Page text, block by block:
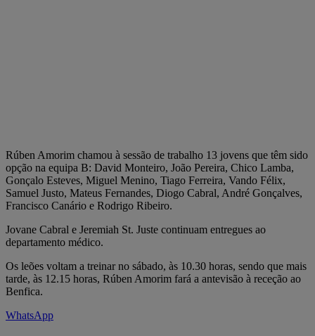
Rúben Amorim chamou à sessão de trabalho 13 jovens que têm sido
opção na equipa B: David Monteiro, João Pereira, Chico Lamba,
Gonçalo Esteves, Miguel Menino, Tiago Ferreira, Vando Félix,
Samuel Justo, Mateus Fernandes, Diogo Cabral, André Gonçalves,
Francisco Canário e Rodrigo Ribeiro.
Jovane Cabral e Jeremiah St. Juste continuam entregues ao
departamento médico.
Os leões voltam a treinar no sábado, às 10.30 horas, sendo que mais
tarde, às 12.15 horas, Rúben Amorim fará a antevisão à receção ao
Benfica.
WhatsApp